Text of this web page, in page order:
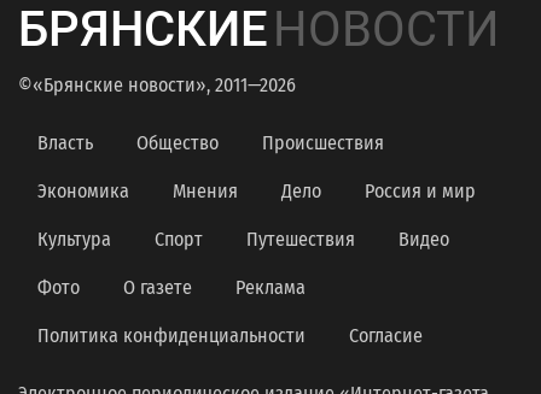
БРЯНСКИЕНОВОСТИ
©«Брянские новости», 2011—2026
Власть Общество Происшествия
Экономика Мнения Дело Россия и мир
Культура Спорт Путешествия Видео
Фото О газете Реклама
Политика конфиденциальности Согласие